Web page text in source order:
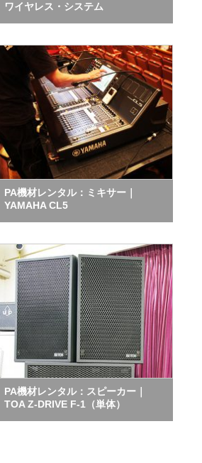
ワイヤレス・システム
PA機材レンタル：ミキサー｜
YAMAHA CL5
PA機材レンタル：スピーカー｜
TOA Z-DRIVE F-1（単体）